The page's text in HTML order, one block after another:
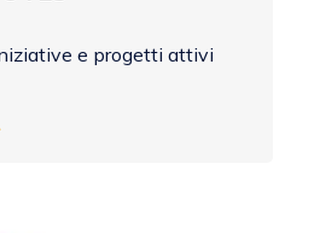
e progetti attivi